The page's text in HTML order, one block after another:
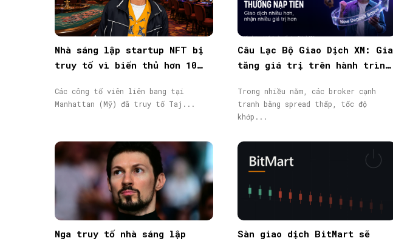
Nhà sáng lập startup NFT bị
truy tố vì biển thủ hơn 10
Các công tố viên liên bang tại
Manhattan (Mỹ) đã truy tố Taj...
Câu Lạc Bộ Giao Dịch XM: Gia
tăng giá trị trên hành trình
Trong nhiều năm, các broker cạnh
tranh bằng spread thấp, tốc độ
khớp...
Nga truy tố nhà sáng lập Sàn giao dịch BitMart sẽ